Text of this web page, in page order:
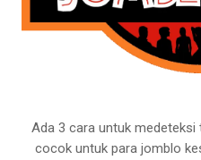
Ada 3 cara untuk
cocok untuk para jomblo